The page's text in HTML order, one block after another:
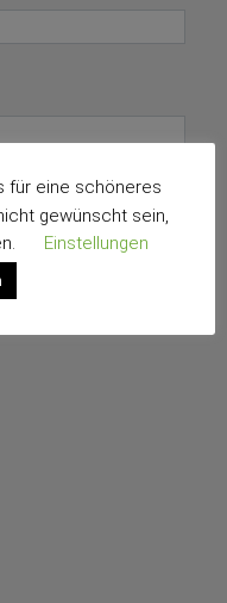
für eine schöneres
gewünscht sein,
Einstellungen